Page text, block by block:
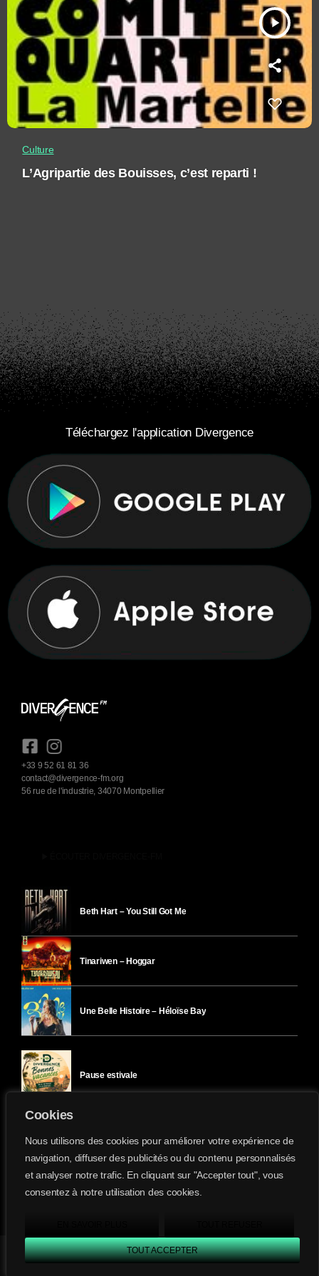
Cookies
Nous utilisons des cookies pour améliorer votre expérience de
navigation, diffuser des publicités ou du contenu personnalisés
et analyser notre trafic. En cliquant sur "Accepter tout", vous
consentez à notre utilisation des cookies.
TOUT ACCEPTER
play_arrow Divergence FM keyboard_arrow_right
play_arrow
Culture
L’Agripartie des Bouisses, c’est reparti !
Téléchargez l'application Divergence
+33 9 52 61 81 36
contact@divergence-fm.org
56 rue de l'industrie, 34070 Montpellier
Beth Hart – You Still Got Me
Tinariwen – Hoggar
Une Belle Histoire – Héloïse Bay
Pause estivale
Ici l’Ombre – mardi 28 juillet